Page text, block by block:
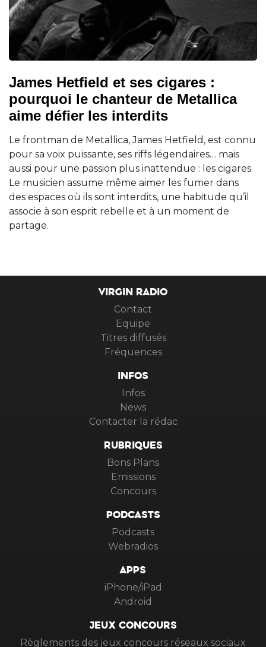
James Hetfield et ses cigares :
pourquoi le chanteur de Metallica
aime défier les interdits
Le frontman de Metallica, James Hetfield, est connu
pour sa voix puissante, ses riffs légendaires… mais
aussi pour une passion plus inattendue : les cigares.
Le musicien assume même aimer les fumer dans
des espaces où ils sont interdits, une habitude qu’il
associe à son esprit rebelle et à un moment de
partage.
VIRGIN RADIO
Contact
Equipe
Titres diffusés
Fréquences
INFOS
Infos
News
Contacter la rédac
RUBRIQUES
Bons Plans
Emissions
Concours
PODCASTS
Podcasts
Webradios
APPS
iPhone/iPad
Android
JEUX CONCOURS
Règlements des jeux concours réseaux sociaux